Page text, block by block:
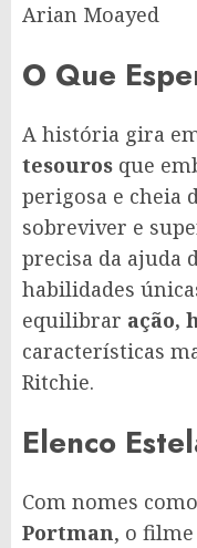
Arian Moayed
O Que
A história gira
tesouros que
perigosa e cheia
sobreviver e
precisa da ajuda
habilidades
equilibrar ação,
características
Ritchie.
Elenco
Com nomes como
Portman, o